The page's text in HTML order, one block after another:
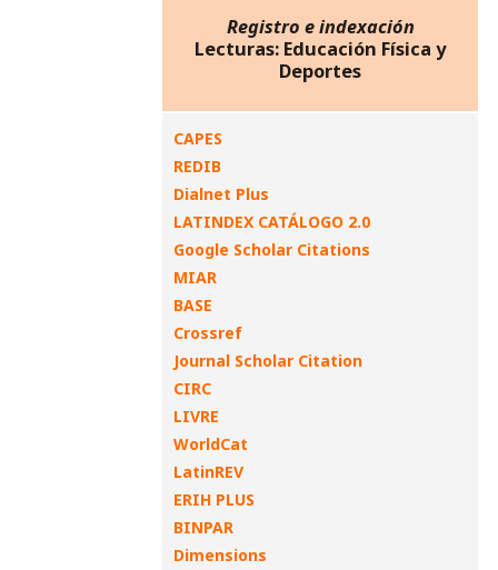
Registro e indexación
Lecturas: Educación Física y
Deportes
CAPES
REDIB
Dialnet Plus
LATINDEX CATÁLOGO 2.0
Google Scholar Citations
MIAR
BASE
Crossref
Journal Scholar Citation
CIRC
LIVRE
WorldCat
LatinREV
ERIH PLUS
BINPAR
Dimensions